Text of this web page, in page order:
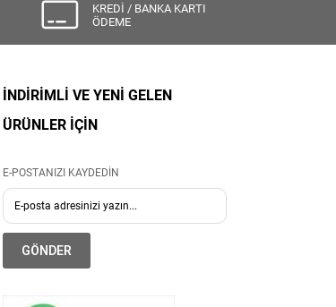
KREDİ / BANKA KARTI
ÖDEME
İNDİRİMLİ VE YENİ GELEN
ÜRÜNLER İÇİN
E-POSTANIZI KAYDEDİN
GÖNDER